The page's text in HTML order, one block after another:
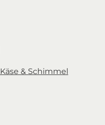
& Schimmel